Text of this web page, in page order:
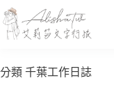
跳
至
主
內
分類 千葉工作日誌